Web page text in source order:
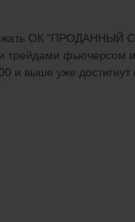
ОК "ПРОДАННЫЙ
трейдами фьючерсом
и выше уже